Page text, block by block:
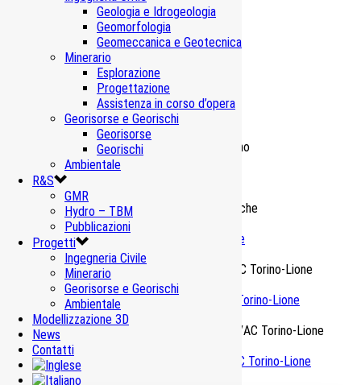
Geologia e Idrogeologia
Geomorfologia
Geomeccanica e Geotecnica
Minerario
Esplorazione
Progettazione
Assistenza in corso d’opera
Georisorse e Georischi
Georisorse
Georischi
Ambientale
R&S
GMR
Hydro – TBM
Pubblicazioni
Progetti
Ingegneria Civile
Minerario
Georisorse e Georischi
Ambientale
Modellizzazione 3D
News
Contatti
Prodotti correlati
Vibrazioni Galleria Cernicchiara – Salerno
Ambientale Monitoraggi
Vibrazioni Diga Beauregard – Valgrisenche
Ambientale Monitoraggi
Risorse idriche lato Italia – Linea AV/AC Torino-Lione
Ambientale Monitoraggi
PdA valori di fondo naturali – Linea AV/AC Torino-Lione
Ambientale Bonifiche e Terre-Rocce